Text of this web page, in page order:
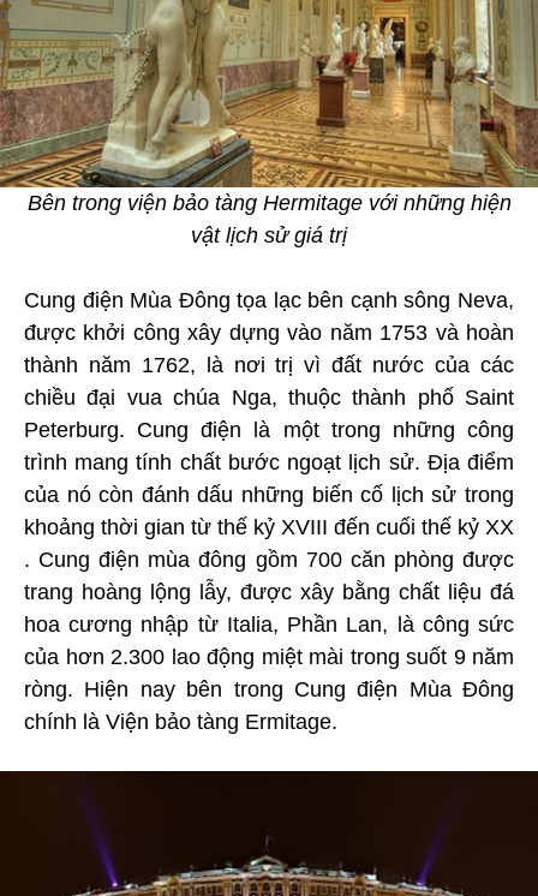
Bên trong viện bảo tàng Hermitage với những hiện
vật lịch sử giá trị
Cung điện Mùa Đông tọa lạc bên cạnh sông Neva,
được khởi công xây dựng vào năm 1753 và hoàn
thành năm 1762, là nơi trị vì đất nước của các
chiều đại vua chúa Nga, thuộc thành phố Saint
Peterburg. Cung điện là một trong những công
trình mang tính chất bước ngoạt lịch sử. Địa điểm
của nó còn đánh dấu những biến cố lịch sử trong
khoảng thời gian từ thế kỷ XVIII đến cuối thế kỷ XX
. Cung điện mùa đông gồm 700 căn phòng được
trang hoàng lộng lẫy, được xây bằng chất liệu đá
hoa cương nhập từ Italia, Phần Lan, là công sức
của hơn 2.300 lao động miệt mài trong suốt 9 năm
ròng. Hiện nay bên trong Cung điện Mùa Đông
chính là Viện bảo tàng Ermitage.